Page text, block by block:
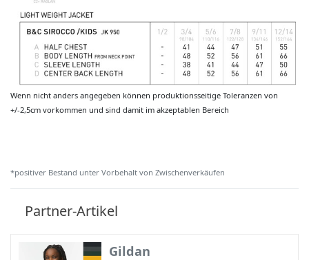
Wenn nicht anders angegeben können produktionsseitige Toleranzen von
+/-2,5cm vorkommen und sind damit im akzeptablen Bereich
*positiver Bestand unter Vorbehalt von Zwischenverkäufen
Partner-Artikel
Gildan